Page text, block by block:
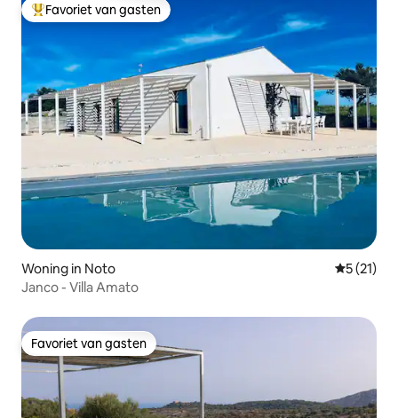
Topfavoriet van gasten
Favoriet van gasten
Woning in Noto
5 (21)
Janco - Villa Amato
Favoriet van gasten
Favoriet van gasten